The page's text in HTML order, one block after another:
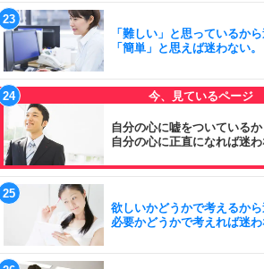
「難しい」と思っているから
「簡単」と思えば迷わない。
自分の心に嘘をついているか
自分の心に正直になれば迷わ
欲しいかどうかで考えるから
必要かどうかで考えれば迷わ